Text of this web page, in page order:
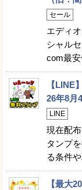
セール
エディ
シャル
com最
【LINE
26年8月
LINE
現在配
タンプ
る条件
【最大